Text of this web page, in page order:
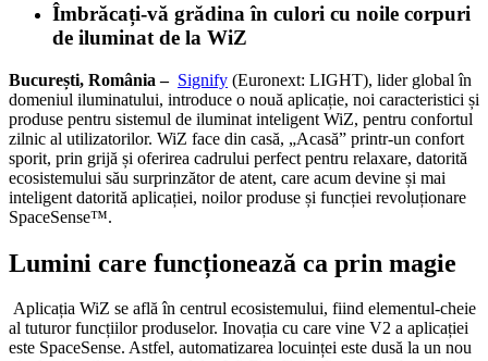
Îmbrăcați-vă grădina în culori cu noile corpuri
de iluminat de la WiZ
București, România – Signify (Euronext: LIGHT), lider global în
domeniul iluminatului, introduce o nouă aplicație, noi caracteristici și
produse pentru sistemul de iluminat inteligent WiZ, pentru confortul
zilnic al utilizatorilor. WiZ face din casă, „Acasă” printr-un confort
sporit, prin grijă și oferirea cadrului perfect pentru relaxare, datorită
ecosistemului său surprinzător de atent, care acum devine și mai
inteligent datorită aplicației, noilor produse și funcției revoluționare
SpaceSense™.
Lumini care funcționează ca prin magie
Aplicația WiZ se află în centrul ecosistemului, fiind elementul-cheie
al tuturor funcțiilor produselor. Inovația cu care vine V2 a aplicației
este SpaceSense. Astfel, automatizarea locuinței este dusă la un nou